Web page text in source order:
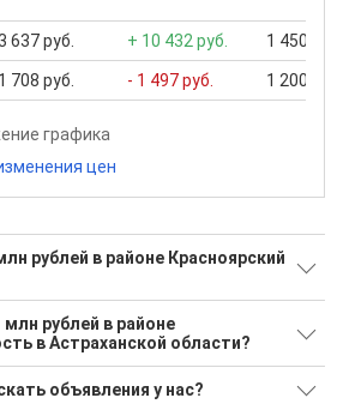
637 руб. + 10 432 руб. 1 450
708 руб. - 1 497 руб. 1 200
графика
цен
рублей в районе Красноярский
до 1 млн рублей в районе
объявление
рублей в районе
в Астраханской области?
000 000 Р. Максимальная цена: 1 000
000 Робъявления у нас?